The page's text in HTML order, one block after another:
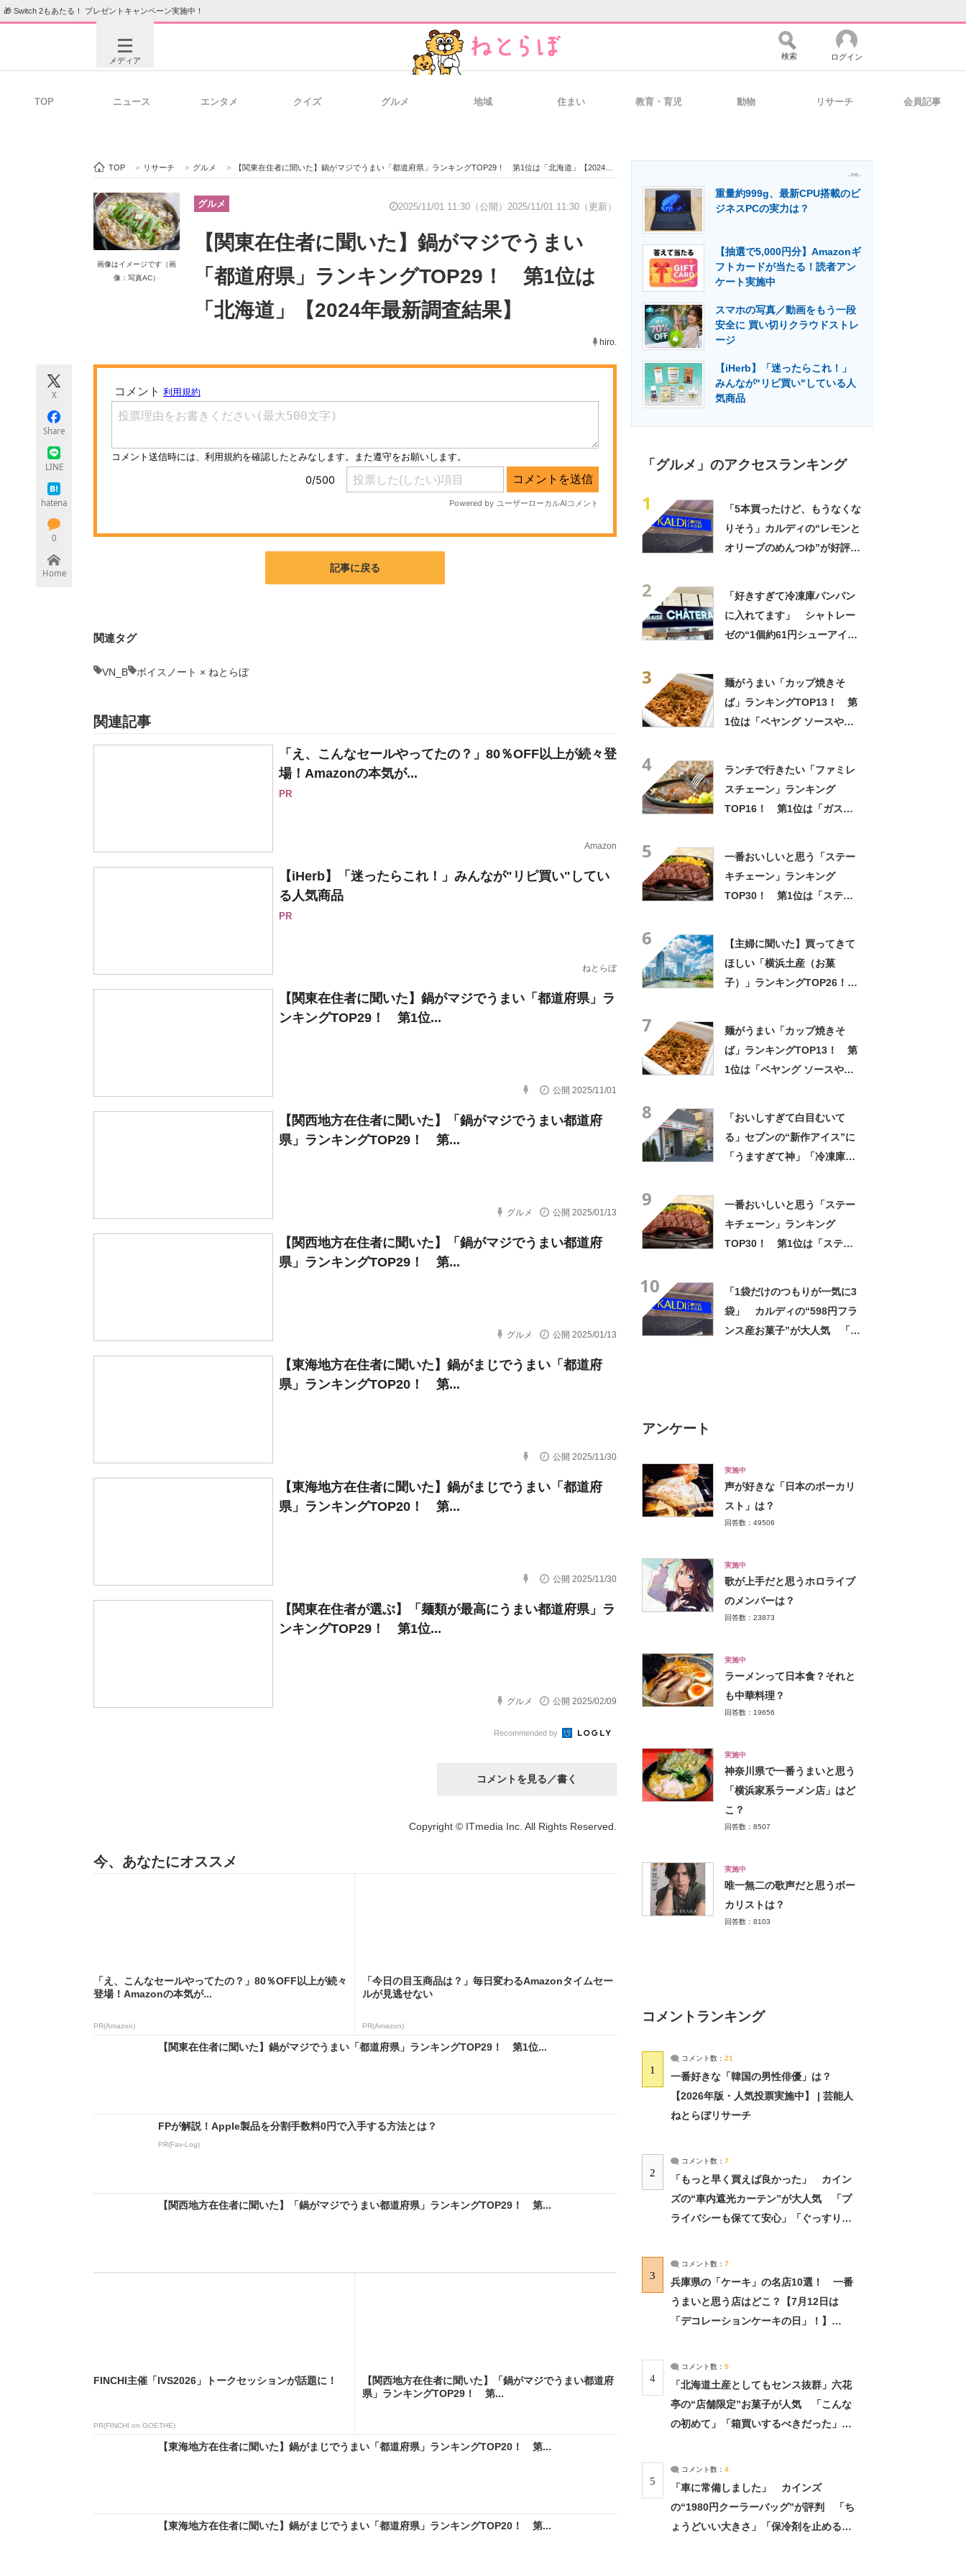
🎁 Switch 2もあたる！ プレゼントキャンペーン実施中！
メディア
ビジネスと働き方のヒント 経営リーダーのコミュニティ マーケ×ITの今がよく分かる
ITエンジニア向け専門サイト 製造業のIT導入・活用を支援
エネルギーの専門メディア 建設×テクノロジーの最前線
ちょっと気になるネットの話題
検索 ログイン
TOP ニュース エンタメ クイズ グルメ 地域 住まい 教育・育児 動物 リサーチ 会員記事
TOP > リサーチ > グルメ > 【関東在住者に聞いた】鍋がマジでうまい「都道府県」ランキングTOP29！ 第1位は「北海道」【2024年最新調査結果】
画像はイメージです（画
像：写真AC）
グルメ 2025/11/01 11:30（公開） 2025/11/01 11:30（更新）
【関東在住者に聞いた】鍋がマジでうまい
「都道府県」ランキングTOP29！ 第1位は
「北海道」【2024年最新調査結果】
hiro.
X
Share
LINE
hatena
0
Home 記事に戻る
関連タグ
VN_B ボイスノート × ねとらぼ
関連記事
「え、こんなセールやってたの？」80％OFF以上が続々登
場！Amazonの本気が...
PR
Amazon
【iHerb】「迷ったらこれ！」みんなが"リピ買い"してい
る人気商品
PR
ねとらぼ
【関東在住者に聞いた】鍋がマジでうまい「都道府県」ラ
ンキングTOP29！ 第1位...
公開 2025/11/01
【関西地方在住者に聞いた】「鍋がマジでうまい都道府
県」ランキングTOP29！ 第...
グルメ 公開 2025/01/13
【関西地方在住者に聞いた】「鍋がマジでうまい都道府
県」ランキングTOP29！ 第...
グルメ 公開 2025/01/13
【東海地方在住者に聞いた】鍋がまじでうまい「都道府
県」ランキングTOP20！ 第...
公開 2025/11/30
【東海地方在住者に聞いた】鍋がまじでうまい「都道府
県」ランキングTOP20！ 第...
公開 2025/11/30
【関東在住者が選ぶ】「麺類が最高にうまい都道府県」ラ
ンキングTOP29！ 第1位...
グルメ 公開 2025/02/09
Recommended by
コメントを見る／書く
Copyright © ITmedia Inc. All Rights Reserved.
今、あなたにオススメ
「え、こんなセールやってたの？」80％OFF以上が続々
登場！Amazonの本気が...
PR(Amazon)
「今日の目玉商品は？」毎日変わるAmazonタイムセー
ルが見逃せない
PR(Amazon)
【関東在住者に聞いた】鍋がマジでうまい「都道府県」ランキングTOP29！ 第1位...
FPが解説！Apple製品を分割手数料0円で入手する方法とは？
PR(Fav-Log)
【関西地方在住者に聞いた】「鍋がマジでうまい都道府県」ランキングTOP29！ 第...
FINCHI主催「IVS2026」トークセッションが話題に！
PR(FINCHI on GOETHE)
【関西地方在住者に聞いた】「鍋がマジでうまい都道府
県」ランキングTOP29！ 第...
【東海地方在住者に聞いた】鍋がまじでうまい「都道府県」ランキングTOP20！ 第...
【東海地方在住者に聞いた】鍋がまじでうまい「都道府県」ランキングTOP20！ 第...
- PR -
重量約999g、最新CPU搭載のビ
ジネスPCの実力は？
【抽選で5,000円分】Amazonギ
フトカードが当たる！読者アン
ケート実施中
スマホの写真／動画をもう一段
安全に 買い切りクラウドストレ
ージ
【iHerb】「迷ったらこれ！」
みんなが"リピ買い"している人
気商品
「グルメ」のアクセスランキング
1
「5本買ったけど、もうなくな
りそう」カルディの“レモンと
オリーブのめんつゆ”が好評
2
「好きすぎて冷凍庫パンパン
に入れてます」 シャトレー
ゼの“1個約61円シューアイ
3
麺がうまい「カップ焼きそ
ば」ランキングTOP13！ 第
1位は「ペヤング ソースやき
4
ランチで行きたい「ファミレ
スチェーン」ランキング
TOP16！ 第1位は「ガス
5
一番おいしいと思う「ステー
キチェーン」ランキング
TOP30！ 第1位は「ステー
6
【主婦に聞いた】買ってきて
ほしい「横浜土産（お菓
子）」ランキングTOP26！
7
麺がうまい「カップ焼きそ
ば」ランキングTOP13！ 第
1位は「ペヤング ソースやき
8
「おいしすぎて白目むいて
る」セブンの“新作アイス”に
「うますぎて神」「冷凍庫に
9
一番おいしいと思う「ステー
キチェーン」ランキング
TOP30！ 第1位は「ステー
10
「1袋だけのつもりが一気に3
袋」 カルディの“598円フラ
ンス産お菓子”が大人気 「デ
アンケート
実施中
声が好きな「日本のボーカリ
スト」は？
回答数：49506
実施中
歌が上手だと思うホロライブ
のメンバーは？
回答数：23873
実施中
ラーメンって日本食？それと
も中華料理？
回答数：19656
実施中
神奈川県で一番うまいと思う
「横浜家系ラーメン店」はど
こ？
回答数：8507
実施中
唯一無二の歌声だと思うボー
カリストは？
回答数：8103
コメントランキング
1
コメント数： 21
一番好きな「韓国の男性俳優」は？
【2026年版・人気投票実施中】 | 芸能人
ねとらぼリサーチ
2
コメント数： 7
「もっと早く買えば良かった」 カイン
ズの“車内遮光カーテン”が大人気 「プ
ライバシーも保てて安心」「ぐっすり眠
3
コメント数： 7
兵庫県の「ケーキ」の名店10選！ 一番
うまいと思う店はどこ？【7月12日は
「デコレーションケーキの日」！】
4
コメント数： 5
「北海道土産としてもセンス抜群」六花
亭の“店舗限定”お菓子が人気 「こんな
の初めて」「箱買いするべきだった」
5
コメント数： 4
「車に常備しました」 カインズ
の“1980円クーラーバッグ”が評判 「ち
ょうどいい大きさ」「保冷剤を止めるベ